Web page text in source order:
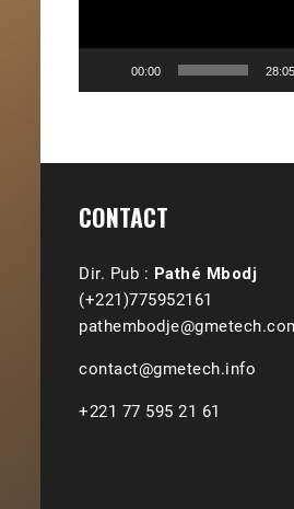
00:00 28:05
CONTACT
Dir. Pub : Pathé Mbodj
(+221)775952161
contact@gmetech.info
+221 77 595 21 61